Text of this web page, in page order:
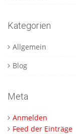
Kategorien
Allgemein
Blog
Meta
Anmelden
Feed der Einträge